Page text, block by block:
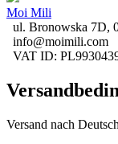
Moi Mili
ul. Bronowska 7D,
info@moimili.com
VAT ID:
Versand nach